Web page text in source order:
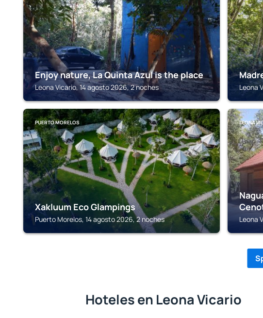
Enjoy nature, La Quinta Azul is the place
Leona Vicario, 14 agosto 2026, 2 noches Leona
PUERTO MORELOS
Xakluum Eco Glampings
Puerto Morelos, 14 agosto 2026, 2 noches
LEONA
Leona
Hoteles en Leona Vicario